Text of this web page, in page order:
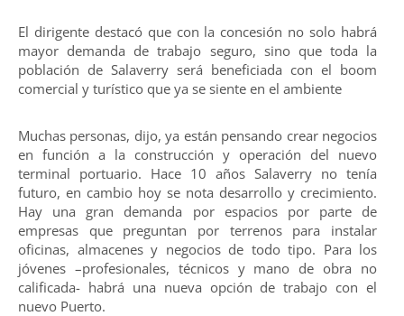
El dirigente destacó que con la concesión no solo habrá
mayor demanda de trabajo seguro, sino que toda la
población de Salaverry será beneficiada con el boom
comercial y turístico que ya se siente en el ambiente
Muchas personas, dijo, ya están pensando crear negocios
en función a la construcción y operación del nuevo
terminal portuario. Hace 10 años Salaverry no tenía
futuro, en cambio hoy se nota desarrollo y crecimiento.
Hay una gran demanda por espacios por parte de
empresas que preguntan por terrenos para instalar
oficinas, almacenes y negocios de todo tipo. Para los
jóvenes –profesionales, técnicos y mano de obra no
calificada- habrá una nueva opción de trabajo con el
nuevo Puerto.